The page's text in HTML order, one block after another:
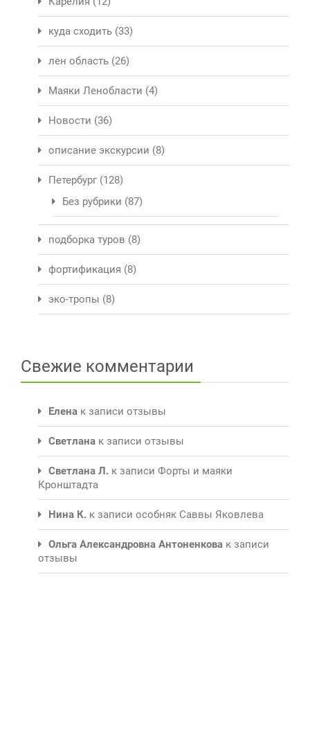
куда сходить (33)
лен область (26)
Маяки Ленобласти (4)
Новости (36)
описание экскурсии (8)
Петербург (128)
Без рубрики (87)
подборка туров (8)
фортификация (8)
эко-тропы (8)
Свежие комментарии
Елена к записи отзывы
Светлана к записи отзывы
Светлана Л. к записи Форты и маяки
Кронштадта
Нина К. к записи особняк Саввы Яковлева
Ольга Александровна Антоненкова к записи
отзывы